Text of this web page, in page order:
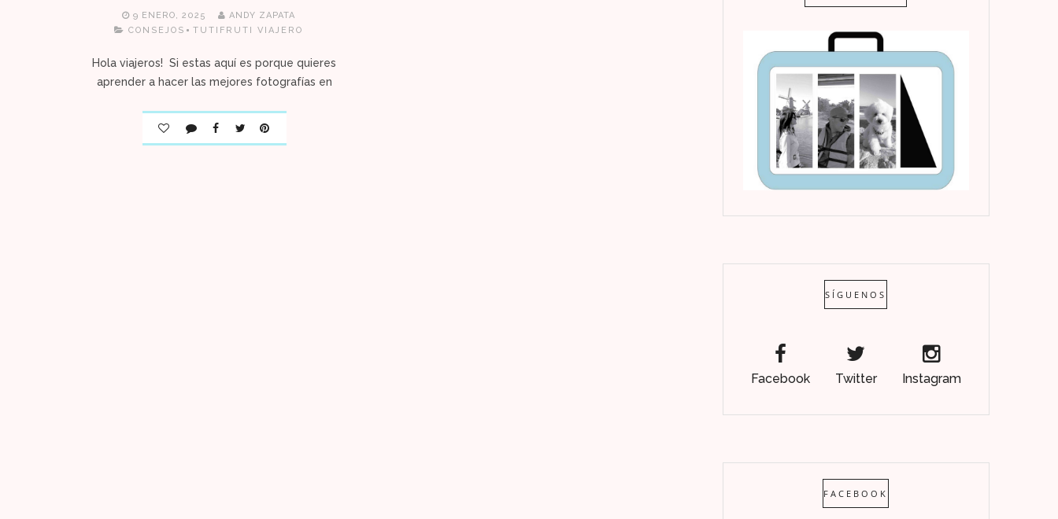
9 ENERO, 2025
ANDY ZAPATA
CONSEJOS
TUTIFRUTI VIAJERO
Hola viajeros! Si estas aquí es porque quieres
aprender a hacer las mejores fotografías en
SÍGUENOS
Facebook Twitter Instagram
FACEBOOK